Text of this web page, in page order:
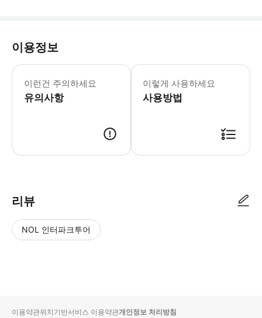
이용정보
이런건 주의하세요
유의사항
▶ 꼭 알아두세요 * 유모차, 카트, 휠체
이렇게 사용하세요
사용방법
리뷰
NOL 인터파크투어
입니
순
상
이용약관위치기반서비스 이용약관개인정보 처리방침